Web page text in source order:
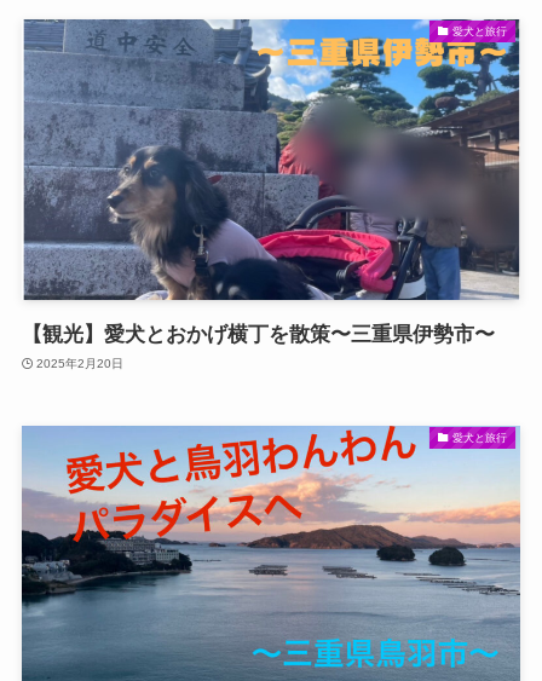
愛犬と旅行
【観光】愛犬とおかげ横丁を散策〜三重県伊勢市〜
2025年2月20日
愛犬と旅行